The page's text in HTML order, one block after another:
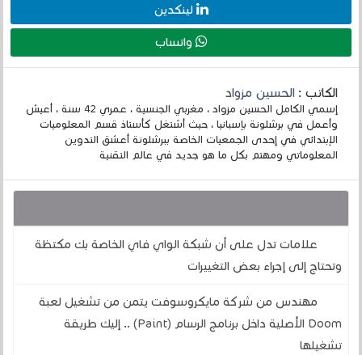
لينكدين
واتساب
الكاتب :الحسين مزواد
إسمي الكامل الحسين مزواد ، مغربي الجنسية ، عمري 42 سنة ، أعيش
وأعمل في برشلونة بإسبانيا ، حيث أشتغل كأستاذ قسم المعلوميات
الإبتدائي في إحدى الجمعيات الخاصة ببرشلونة أعشق التدوين
المعلوماتي ومهتم بكل ما هو جديد في عالم التقنية
علامات تدل على أن شبكة الواي فاي الخاصة بك مكتظة
وتحتاج إلى إجراء بعض التغييرات
مهندس من شركة مايكروسوفت يتمن من تشغيل لعبة
Doom الأصلية داخل برنامج الرسام (Paint) .. إليك طريقة
تشغيلها